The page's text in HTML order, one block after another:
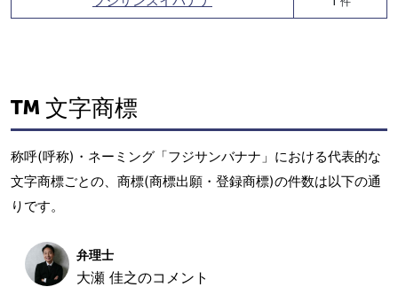
文字商標
称呼(呼称)・ネーミング「フジサンバナナ」における代表的な
文字商標ごとの、商標(商標出願・登録商標)の件数は以下の通
りです。
弁理士
大瀬 佳之のコメント